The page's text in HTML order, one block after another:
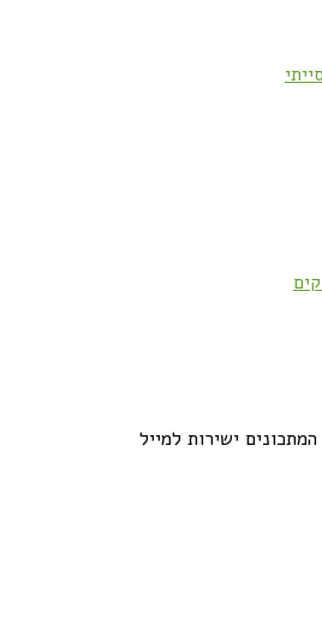
ישירות למייל